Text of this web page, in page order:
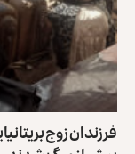
فرزندان زوج